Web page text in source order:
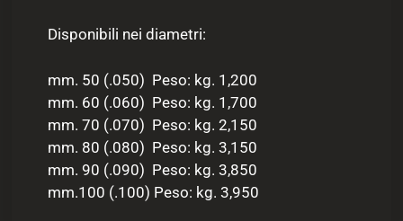
Disponibili nei diametri:
mm. 50 (.050) Peso: kg. 1,200
mm. 60 (.060) Peso: kg. 1,700
mm. 70 (.070) Peso: kg. 2,150
mm. 80 (.080) Peso: kg. 3,150
mm. 90 (.090) Peso: kg. 3,850
mm.100 (.100) Peso: kg. 3,950